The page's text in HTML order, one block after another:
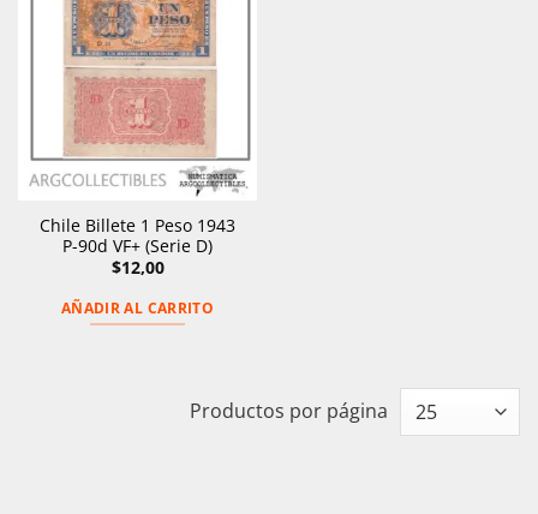
Chile Billete 1 Peso 1943
P-90d VF+ (Serie D)
$12,00
AÑADIR AL CARRITO
Productos por página